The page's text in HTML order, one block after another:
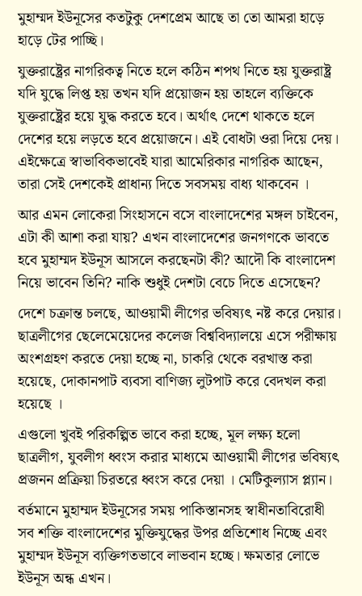
মুহাম্মদ ইউনূসের কতটুকু দেশপ্রেম আছে তা তো আমরা হাড়ে
হাড়ে টের পাচ্ছি।
যুক্তরাষ্ট্রের নাগরিকত্ব নিতে হলে কঠিন শপথ নিতে হয় যুক্তরাষ্ট্র
যদি যুদ্ধে লিপ্ত হয় তখন যদি প্রয়োজন হয় তাহলে ব্যক্তিকে
যুক্তরাষ্ট্রের হয়ে যুদ্ধ করতে হবে। অর্থাৎ দেশে থাকতে হলে
দেশের হয়ে লড়তে হবে প্রয়োজনে। এই বোধটা ওরা দিয়ে দেয়।
এইক্ষেত্রে স্বাভাবিকভাবেই যারা আমেরিকার নাগরিক আছেন,
তারা সেই দেশকেই প্রাধান্য দিতে সবসময় বাধ্য থাকবেন ।
আর এমন লোকেরা সিংহাসনে বসে বাংলাদেশের মঙ্গল চাইবেন,
এটা কী আশা করা যায়? এখন বাংলাদেশের জনগণকে ভাবতে
হবে মুহাম্মদ ইউনূস আসলে করছেনটা কী? আদৌ কি বাংলাদেশ
নিয়ে ভাবেন তিনি? নাকি শুধুই দেশটা বেচে দিতে এসেছেন?
দেশে চক্রান্ত চলছে, আওয়ামী লীগের ভবিষ্যৎ নষ্ট করে দেয়ার।
ছাত্রলীগের ছেলেমেয়েদের কলেজ বিশ্ববিদ্যালয়ে এসে পরীক্ষায়
অংশগ্রহণ করতে দেয়া হচ্ছে না, চাকরি থেকে বরখাস্ত করা
হয়েছে, দোকানপাট ব‍্যবসা বাণিজ্য লুটপাট করে বেদখল করা
হয়েছে ।
এগুলো খুবই পরিকল্পিত ভাবে করা হচ্ছে, মূল লক্ষ্য হলো
ছাত্রলীগ, যুবলীগ ধ্বংস করার মাধ্যমে আওয়ামী লীগের ভবিষ্যৎ
প্রজনন প্রক্রিয়া চিরতরে ধ্বংস করে দেয়া । মেটিকুল‍্যাস প্ল‍্যান।
বর্তমানে মুহাম্মদ ইউনূসের সময় পাকিস্তানসহ স্বাধীনতাবিরোধী
সব শক্তি বাংলাদেশের মুক্তিযুদ্ধের উপর প্রতিশোধ নিচ্ছে এবং
মুহাম্মদ ইউনূস ব্যক্তিগতভাবে লাভবান হচ্ছে। ক্ষমতার লোভে
ইউনূস অন্ধ এখন।